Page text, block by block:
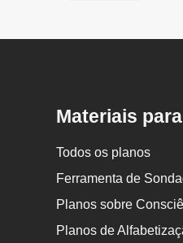
Materiais
Todos os planos
Ferramenta de
Planos sobre
Planos de